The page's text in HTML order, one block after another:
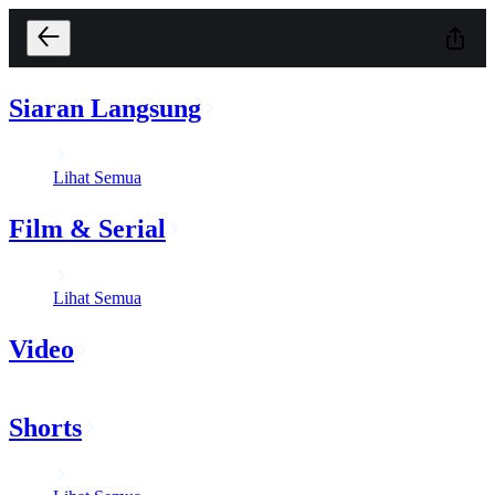
Siaran Langsung
Lihat Semua
Film & Serial
Lihat Semua
Video
Shorts